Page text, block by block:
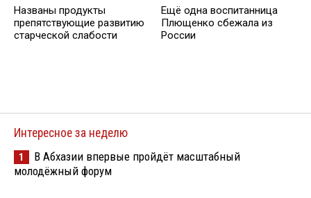
Названы продукты
препятствующие развитию
старческой слабости
Ещё одна воспитанница
Плющенко сбежала из
России
Интересное за неделю
1
В Абхазии впервые пройдёт масштабный
молодёжный форум